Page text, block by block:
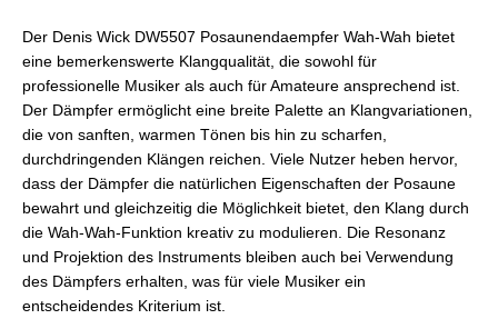
Der Denis Wick DW5507 Posaunendaempfer Wah-Wah bietet
eine bemerkenswerte Klangqualität, die sowohl für
professionelle Musiker als auch für Amateure ansprechend ist.
Der Dämpfer ermöglicht eine breite Palette an Klangvariationen,
die von sanften, warmen Tönen bis hin zu scharfen,
durchdringenden Klängen reichen. Viele Nutzer heben hervor,
dass der Dämpfer die natürlichen Eigenschaften der Posaune
bewahrt und gleichzeitig die Möglichkeit bietet, den Klang durch
die Wah-Wah-Funktion kreativ zu modulieren. Die Resonanz
und Projektion des Instruments bleiben auch bei Verwendung
des Dämpfers erhalten, was für viele Musiker ein
entscheidendes Kriterium ist.